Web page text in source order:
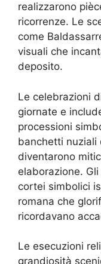
realizzarono
ricorrenze. Le
come
visuali che
deposito.
Le celebrazioni
giornate e
processioni
banchetti nuziali
diventarono
elaborazione.
cortei simbolici
romana che
ricordavano
Le esecuzioni
grandiosità